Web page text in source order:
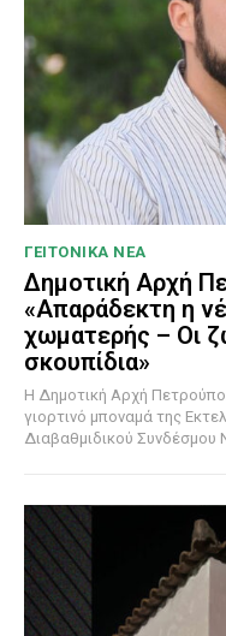
ΓΕΙΤΟΝΙΚΑ ΝΕΑ
Δημοτική Αρχή
«Απαράδεκτη η
χωματερής – Οι
σκουπίδια»
Η Δημοτική Αρχή
γιορτινό μποναμά της
Διαβαθμιδικού Συνδέσμου